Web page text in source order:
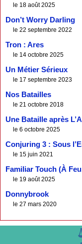
le 18 août 2025
Don’t Worry Darling
le 22 septembre 2022
Tron : Ares
le 14 octobre 2025
Un Métier Sérieux
le 17 septembre 2023
Nos Batailles
le 21 octobre 2018
Une Bataille après
le 6 octobre 2025
Conjuring 3 : Sous
le 15 juin 2021
Familiar Touch (À
le 19 août 2025
Donnybrook
le 27 mars 2020